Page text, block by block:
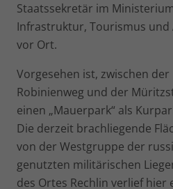
Staatssekretär im
Infrastruktur, Tourismus und
vor Ort.
Vorgesehen ist, zwischen
Robinienweg und der
einen „Mauerpark“ als
Die derzeit brachliegende
von der Westgruppe der
genutzten militärischen
des Ortes Rechlin verlief hier